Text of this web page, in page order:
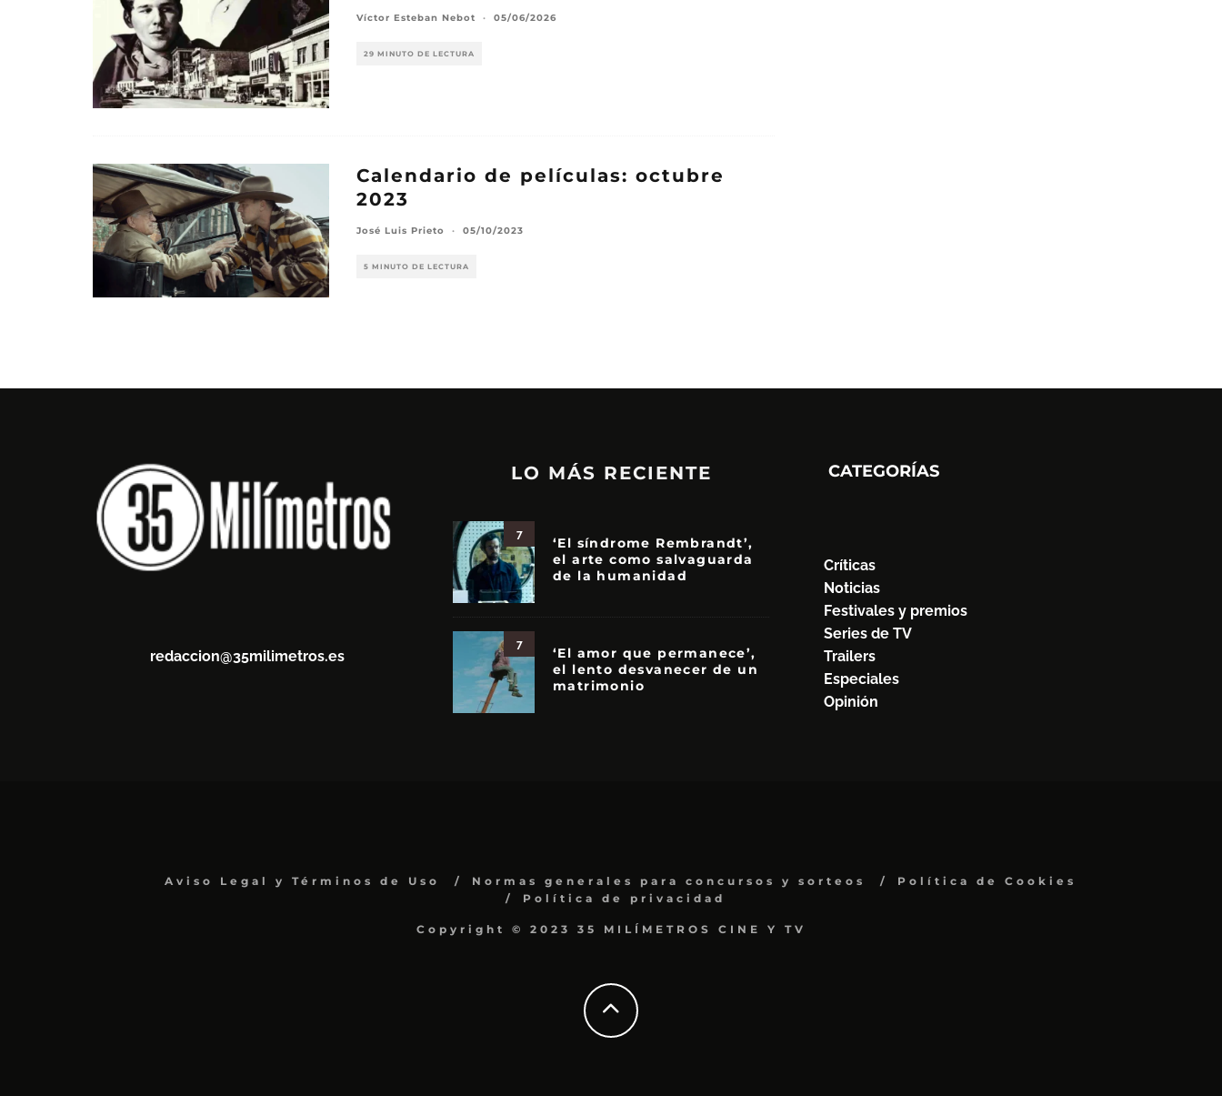
Víctor Esteban Nebot · 05/06/2026
29 MINUTO DE LECTURA
Calendario de películas: octubre
2023
José Luis Prieto · 05/10/2023
5 MINUTO DE LECTURA
redaccion@35milimetros.es
LO MÁS RECIENTE
7
‘El síndrome Rembrandt’,
el arte como salvaguarda
de la humanidad
7
‘El amor que permanece’,
el lento desvanecer de un
matrimonio
CATEGORÍAS
Críticas
Noticias
Festivales y premios
Series de TV
Trailers
Especiales
Opinión
Aviso Legal y Términos de Uso Normas generales para concursos y sorteos
Política de Cookies
Política de privacidad
Copyright © 2023 35 MILÍMETROS CINE Y TV